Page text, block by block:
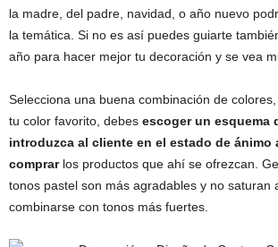
la madre, del padre, navidad, o año nuevo
la temática. Si no es así puedes guiarte
año para hacer mejor tu decoración y se vea
Selecciona una buena combinación de
tu color favorito, debes escoger un esquema
introduzca al cliente en el estado de ánimo
comprarlos productos que ahí se ofrezcan.
tonos pastel son más agradables y no saturan
combinarse con tonos más fuertes.